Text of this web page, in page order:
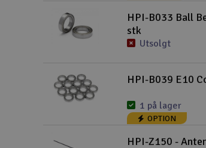
HPI-B033 Ball
stk
Utsolgt
OPTION
HPI-B039 E10
1 på lager
HPI-Z150 -